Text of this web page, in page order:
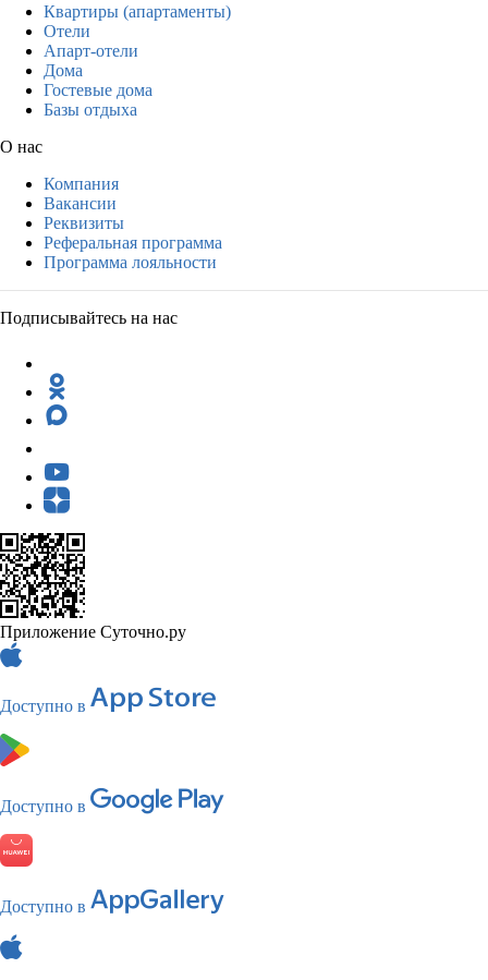
Квартиры (апартаменты)
Отели
Апарт-отели
Дома
Гостевые дома
Базы отдыха
О нас
Компания
Вакансии
Реквизиты
Реферальная программа
Программа лояльности
Подписывайтесь на нас
Приложение Суточно.ру
Доступно в
Доступно в
Доступно в